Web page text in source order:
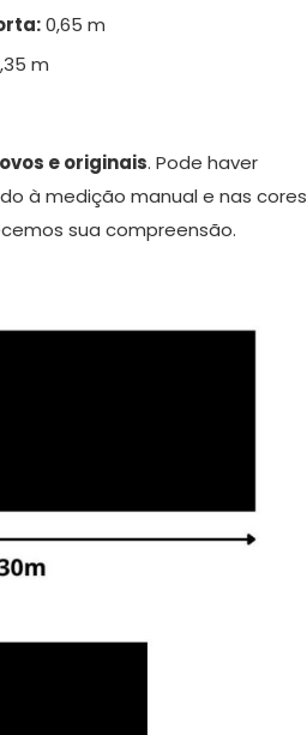
0,65 m
m
e originais. Pode haver
à medição manual e nas cores
sua compreensão.